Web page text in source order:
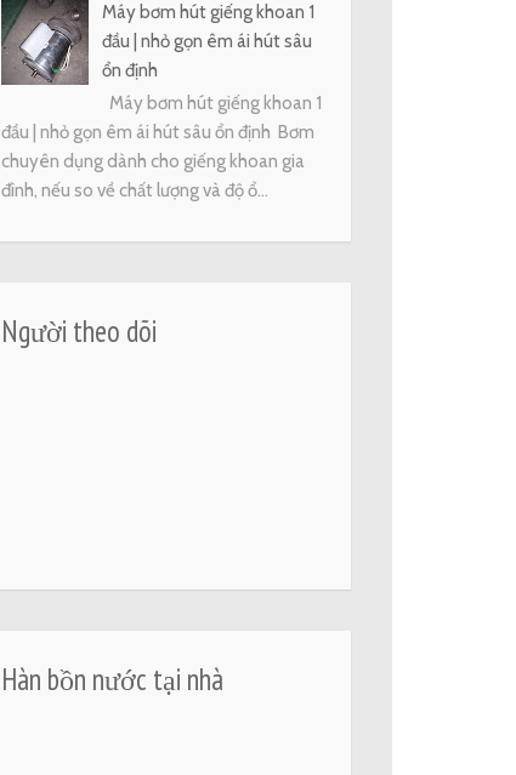
Máy bơm hút giếng khoan 1
đầu | nhỏ gọn êm ái hút sâu
ổn định
Máy bơm hút giếng khoan 1
đầu | nhỏ gọn êm ái hút sâu ổn định Bơm
chuyên dụng dành cho giếng khoan gia
đình, nếu so về chất lượng và độ ổ...
Người theo dõi
Hàn bồn nước tại nhà